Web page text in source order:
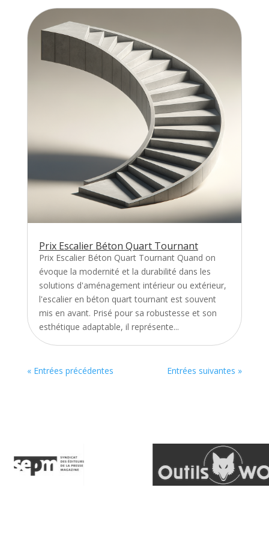
Prix Escalier Béton Quart Tournant
Prix Escalier Béton Quart Tournant Quand on
évoque la modernité et la durabilité dans les
solutions d'aménagement intérieur ou extérieur,
l'escalier en béton quart tournant est souvent
mis en avant. Prisé pour sa robustesse et son
esthétique adaptable, il représente...
« Entrées précédentes Entrées suivantes »